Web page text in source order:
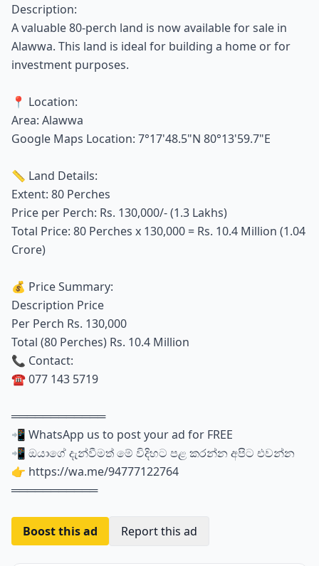
Description:
A valuable 80-perch land is now available for sale in
Alawwa. This land is ideal for building a home or for
investment purposes.
📍 Location:
Area: Alawwa
Google Maps Location: 7°17'48.5"N 80°13'59.7"E
📏 Land Details:
Extent: 80 Perches
Price per Perch: Rs. 130,000/- (1.3 Lakhs)
Total Price: 80 Perches x 130,000 = Rs. 10.4 Million (1.04
Crore)
💰 Price Summary:
Description Price
Per Perch Rs. 130,000
Total (80 Perches) Rs. 10.4 Million
📞 Contact:
☎️ 077 143 5719
════════════
📲 WhatsApp us to post your ad for FREE
📲 ඔයාගේ දැන්වීමත් මේ විදිහට පළ කරන්න අපිට එවන්න
👉 https://wa.me/94777122764
═══════════
Boost this ad Report this ad